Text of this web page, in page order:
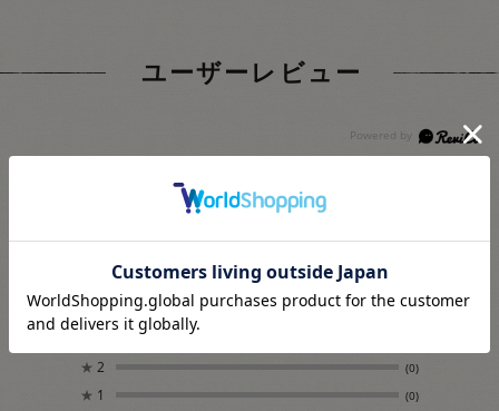
ユーザーレビュー
4.7
レビュー件数：3件
★4 (1)
★ 2 (0)
★ 1 (0)